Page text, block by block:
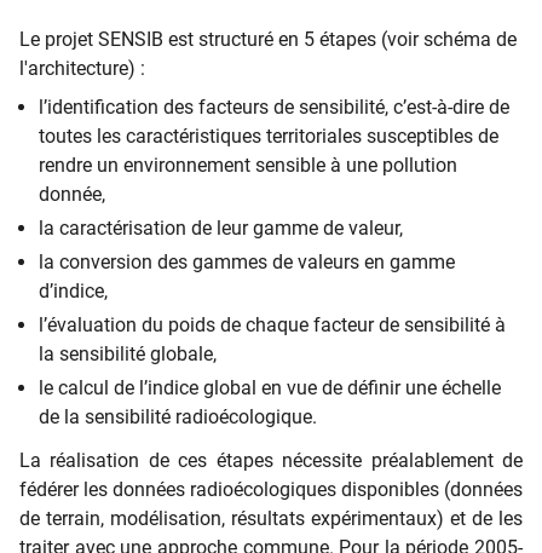
Le projet SENSIB est structuré en 5 étapes (voir schéma de
l'architecture) :
l’identification des facteurs de sensibilité, c’est-à-dire de
toutes les caractéristiques territoriales susceptibles de
rendre un environnement sensible à une pollution
donnée,
la caractérisation de leur gamme de valeur,
la conversion des gammes de valeurs en gamme
d’indice,
l’évaluation du poids de chaque facteur de sensibilité à
la sensibilité globale,
le calcul de l’indice global en vue de définir une échelle
de la sensibilité radioécologique.
La réalisation de ces étapes nécessite préalablement de
fédérer les données radioécologiques disponibles (données
de terrain, modélisation, résultats expérimentaux) et de les
traiter avec une approche commune. Pour la période 2005-